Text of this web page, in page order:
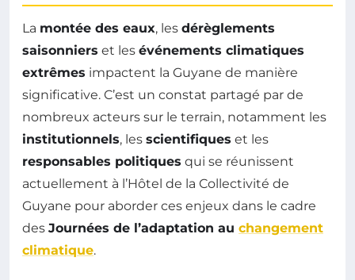
La montée des eaux, les dérèglements
saisonniers et les événements climatiques
extrêmes impactent la Guyane de manière
significative. C’est un constat partagé par de
nombreux acteurs sur le terrain, notamment les
institutionnels, les scientifiques et les
responsables politiques qui se réunissent
actuellement à l’Hôtel de la Collectivité de
Guyane pour aborder ces enjeux dans le cadre
des Journées de l’adaptation au changement
climatique.